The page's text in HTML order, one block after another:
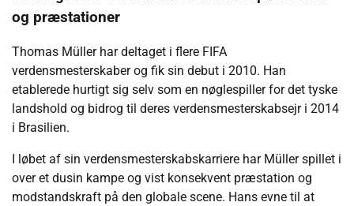
og præstationer
Thomas Müller har deltaget i flere FIFA
verdensmesterskaber og fik sin debut i 2010. Han
etablerede hurtigt sig selv som en nøglespiller for det tyske
landshold og bidrog til deres verdensmesterskabsejr i 2014
i Brasilien.
I løbet af sin verdensmesterskabskarriere har Müller spillet i
over et dusin kampe og vist konsekvent præstation og
modstandskraft på den globale scene. Hans evne til at